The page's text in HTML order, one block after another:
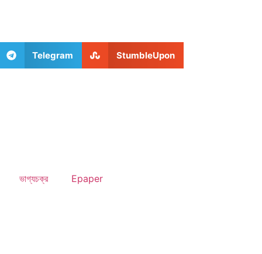
Telegram StumbleUpon
ভাগ্যচক্র Epaper